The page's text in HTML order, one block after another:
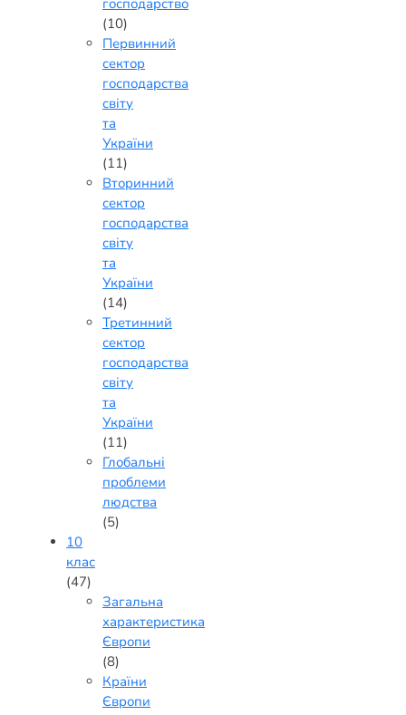
(10)
Первинний
сектор
господарства
світу
та
України
(11)
Вторинний
сектор
господарства
світу
та
України
(14)
Третинний
сектор
господарства
світу
та
України
(11)
Глобальні
проблеми
людства
(5)
10
клас
(47)
Загальна
характеристика
Європи
(8)
Країни
Європи